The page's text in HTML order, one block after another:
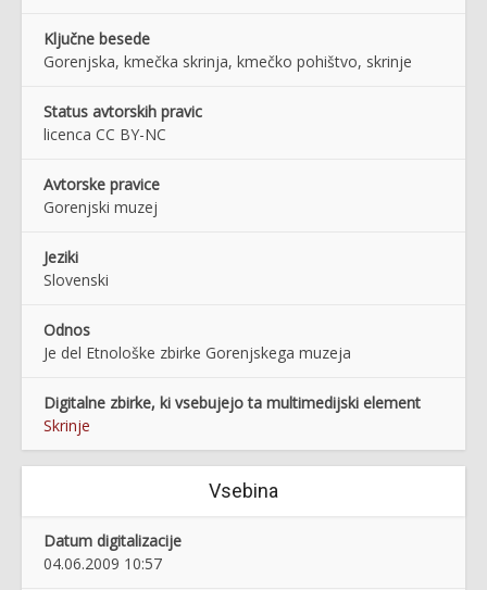
Ključne besede
Gorenjska, kmečka skrinja, kmečko pohištvo, skrinje
Status avtorskih pravic
licenca CC BY-NC
Avtorske pravice
Gorenjski muzej
Jeziki
Slovenski
Odnos
Je del Etnološke zbirke Gorenjskega muzeja
Digitalne zbirke, ki vsebujejo ta multimedijski element
Skrinje
Vsebina
Datum digitalizacije
04.06.2009 10:57